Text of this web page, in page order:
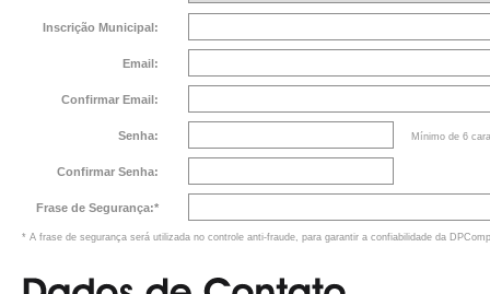
Inscrição Municipal:
Email:
Confirmar Email:
Senha: Mínimo de 6
Confirmar Senha:
Frase de Segurança:*
* A frase de segurança será utilizada no controle anti-fraude, para garantir a confiabilidade da